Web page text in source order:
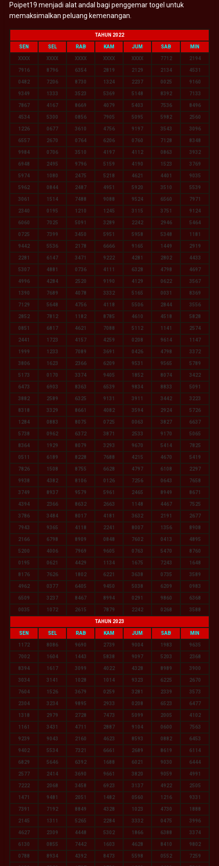
Poipet19 menjadi alat andal bagi penggemar togel untuk
memaksimalkan peluang kemenangan.
TAHUN 2022
SEN SEL RAB KAM JUM SAB MIN
XXXX XXXX XXXX XXXX XXXX 7712 2194
7916 8796 6354 2819 2129 2134 4531
0482 7206 8730 1324 2237 0025 9160
9349 1333 3523 5369 5148 8392 7133
7867 4167 8669 4079 5403 7536 8496
4534 5300 0856 7905 5095 5982 2560
1226 0677 3610 4756 9197 3543 3096
6557 2670 0764 6206 0760 7128 8348
9984 0706 3510 4197 4112 0863 3932
6948 2495 9796 5159 4190 1523 3769
5974 1080 2475 5218 4621 4401 9035
5962 0844 2487 4951 5920 3510 5539
3061 1514 7488 9088 9524 6560 7971
2340 0195 1210 1245 3115 3751 9124
6060 7025 5091 3289 2242 2946 5464
0725 7399 3450 5951 5958 5348 1181
9442 5536 2178 6666 9165 1449 2919
2281 6147 3471 9222 4281 2802 4433
5307 4881 0736 4111 6328 4798 4697
4996 4284 2520 9190 4129 0622 3567
1390 7689 4078 3332 5165 0031 8369
7129 5648 4756 4118 5506 2844 3556
2852 7812 1182 8785 4610 4518 5828
0851 6817 4621 7088 5112 1141 2574
2441 1723 4157 4259 0208 9614 1147
1999 1233 7089 3691 0426 4798 3372
3806 1623 2366 6209 9531 9565 5789
5173 0170 3374 9405 1852 8074 3422
6473 6903 8363 6539 9834 8833 5091
3882 2589 6325 9131 3911 3442 3223
8318 3329 8661 4082 3594 2924 5726
1284 0883 8075 0725 0063 3827 6637
5738 0962 6372 3871 2533 9170 5065
8364 1929 8079 3293 9670 5414 7825
0511 6189 8228 7688 4215 4670 5419
7826 1508 8755 6628 4797 6108 2297
9938 4382 8106 0126 7256 0643 7658
3749 8937 9579 5961 2465 8949 8671
4394 2366 8632 2663 1148 4467 7525
3786 3484 8017 4181 3632 2191 2677
7943 9365 4118 2241 8007 1356 8908
2166 6798 8909 0848 7602 0413 4895
5200 4006 7969 9605 0763 5470 8760
0195 0621 4429 1134 1675 7243 1648
8176 7626 1802 6221 3638 0735 3589
4962 0377 6405 9450 5038 6209 0983
6509 3237 8467 8994 0291 9860 6368
0035 1072 2615 7879 2242 0268 3588
TAHUN 2023
SEN SEL RAB KAM JUM SAB MIN
1172 8086 9690 2739 9004 1983 9635
7002 1604 1443 5838 9097 5203 2368
8394 1617 3099 4022 4328 8989 3900
3034 3141 1028 1014 9323 6225 2670
7604 1526 3679 0259 3281 2339 3573
2304 3234 9895 2933 0208 6523 6477
1318 2979 2728 7473 5099 2005 4102
1161 3431 4711 2887 9104 0600 7563
9239 9043 2160 4623 8593 0882 6453
9402 5534 7321 6661 2689 8619 6114
6829 5646 6392 1688 6021 9030 6444
2577 2414 3690 9661 3820 9059 4991
7222 2068 3458 6923 3137 4922 2505
1471 9481 2051 1482 0560 1216 9331
7391 7192 8849 4328 1023 4730 1888
2145 1311 5265 2284 3332 0475 3996
4627 2309 4448 5302 1866 6388 3374
6130 0855 7442 1603 4628 8410 9802
0788 8934 4392 8473 5598 0552 7259